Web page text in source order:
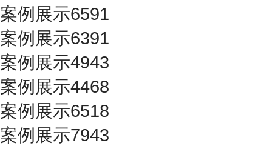
案例展示6591
案例展示6391
案例展示4943
案例展示4468
案例展示6518
案例展示7943